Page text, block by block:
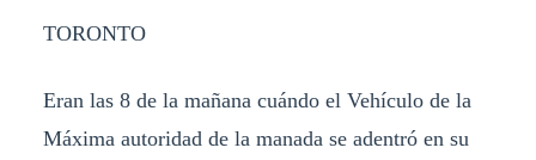
TORONTO
Eran las 8 de la mañana cuándo el Vehículo de la
Máxima autoridad de la manada se adentró en su